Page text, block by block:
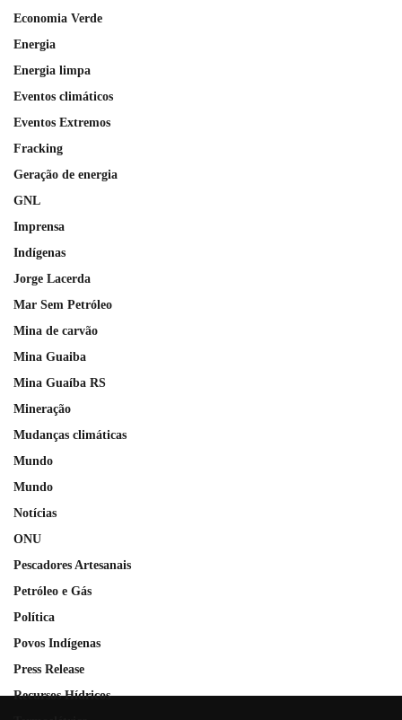
Economia Verde
Energia
Energia limpa
Eventos climáticos
Eventos Extremos
Fracking
Geração de energia
GNL
Imprensa
Indígenas
Jorge Lacerda
Mar Sem Petróleo
Mina de carvão
Mina Guaiba
Mina Guaíba RS
Mineração
Mudanças climáticas
Mundo
Mundo
Notícias
ONU
Pescadores Artesanais
Petróleo e Gás
Política
Povos Indígenas
Press Release
Recursos Hídricos